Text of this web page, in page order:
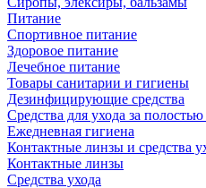
Питание
Спортивное питание
Здоровое питание
Лечебное питание
Товары санитарии и гигиены
Дезинфицирующие средства
Средства для ухода за полостью
Ежедневная гигиена
Контактные линзы и средства
Контактные линзы
Средства ухода